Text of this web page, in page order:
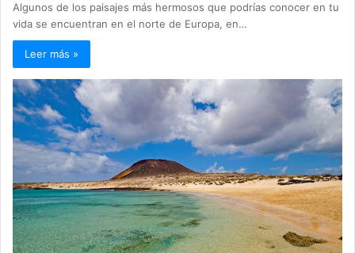
Algunos de los paisajes más hermosos que podrías conocer en tu
vida se encuentran en el norte de Europa, en…
Leer más »